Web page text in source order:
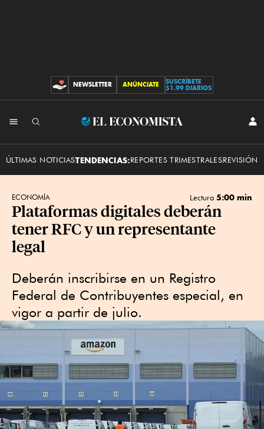
CONTRIBUCIONES
NEWSLETTER ANÚNCIATE
SUSCRÍBETE
$1.99 DIARIOS
El
ÚLTIMAS NOTICIASTENDENCIAS:REPORTES TRIMESTRALESREVISIÓN
ECONOMÍA Lectura 5:00 min
Plataformas digitales deberán
tener RFC y un representante
legal
Deberán inscribirse en un Registro
Federal de Contribuyentes especial, en
vigor a partir de julio.